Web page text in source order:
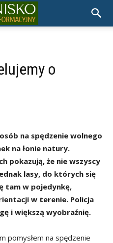
o
na spędzenie wolnego
na łonie natury.
pokazują, że nie wszyscy
lasy, do których się
tam w pojedynkę,
w terenie. Policja
i większą wyobraźnię.
pomysłem na spędzenie